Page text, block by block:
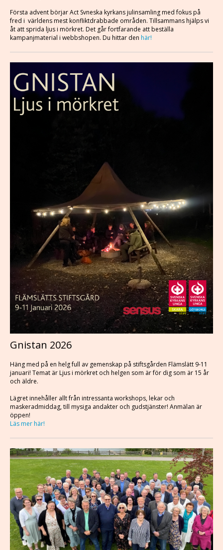
Första advent börjar Act Svneska kyrkans julinsamling med fokus på
fred i världens mest konfliktdrabbade områden. Tillsammans hjälps vi
åt att sprida ljus i mörkret. Det går fortfarande att beställa
kampanjmaterial i webbshopen. Du hittar den här!
Gnistan 2026
Häng med på en helg full av gemenskap på stiftsgården Flämslätt 9-11
januari! Temat är Ljus i mörkret och helgen som är för dig som är 15 år
och äldre.
Lägret innehåller allt från intressanta workshops, lekar och
maskeradmiddag, till mysiga andakter och gudstjänster! Anmälan är
öppen!
Läs mer här!